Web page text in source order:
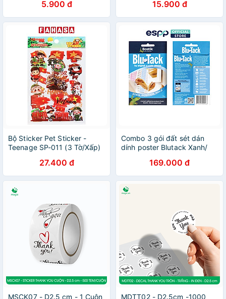
5.900 đ
ký Lalunavn - A05
15.900 đ
Bộ Sticker Pet Sticker -
Teenage SP-011 (3 Tờ/Xấp)
27.400 đ
Combo 3 gói đất sét dán
dính poster Blutack Xanh/
169.000 đ
MSCK07 - D2.5 cm - 1 Cuộn
MDTT02 - D2.5cm -1000